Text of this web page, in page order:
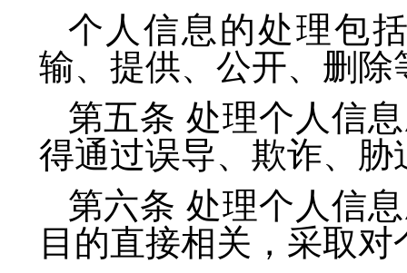
个人信息的处理包
输、提供、公开、删除
第五条 处理个人信
得通过误导、欺诈、
第六条 处理个人信
目的直接相关，采取